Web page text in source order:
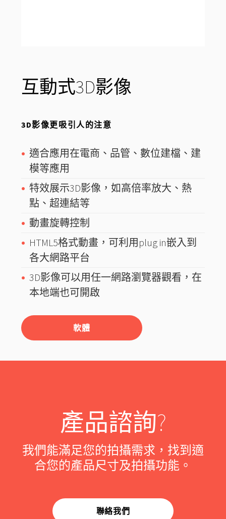
互動式3D影像
3D影像更吸引人的注意
適合應用在電商、品管、數位建檔、建
模等應用
特效展示3D影像，如高倍率放大、熱
點、超連結等
動畫旋轉控制
HTML5格式動畫，可利用plug in嵌入到
各大網路平台
3D影像可以用任一網路瀏覽器觀看，在
本地端也可開啟
軟體
產品諮詢?
我們能滿足您的拍攝需求，找到適
合您的產品尺寸及拍攝功能。
聯絡我們